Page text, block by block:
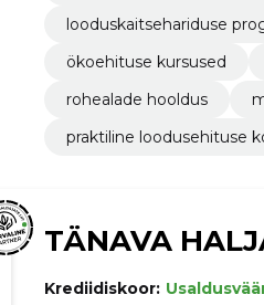
looduskaitsehariduse
ökoehituse kursused
rohealade hooldus
praktiline loodusehituse
TÄNAVA
Krediidiskoor: